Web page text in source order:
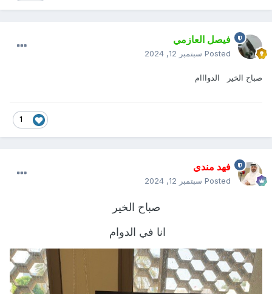
فيصل العازمي
Posted سبتمبر 12, 2024
صباح الخير الدوااام
فهد مندي
Posted سبتمبر 12, 2024
صباح الخير
انا في الدوام